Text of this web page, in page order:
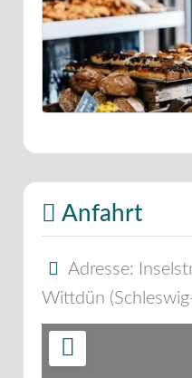
Anfahrt
Adresse:
Wittdün (